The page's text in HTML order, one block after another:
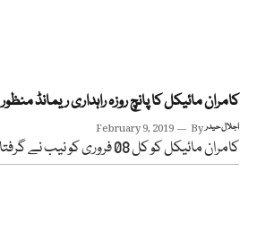
کامران مائیکل کا پانچ روزہ راہداری ریمانڈ منظور
February 9, 2019 Byاجلال حیدر
کامران مائیکل کو کل 08 فروری کو نیب نے گرفتار کیا تھا